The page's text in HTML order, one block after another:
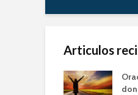
Articulos